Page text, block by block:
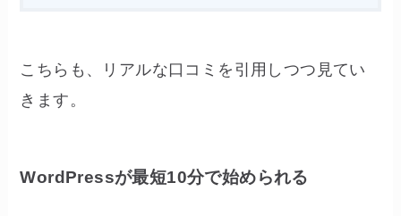
こちらも、リアルな口コミを引用しつつ見てい
きます。
WordPressが最短10分で始められる